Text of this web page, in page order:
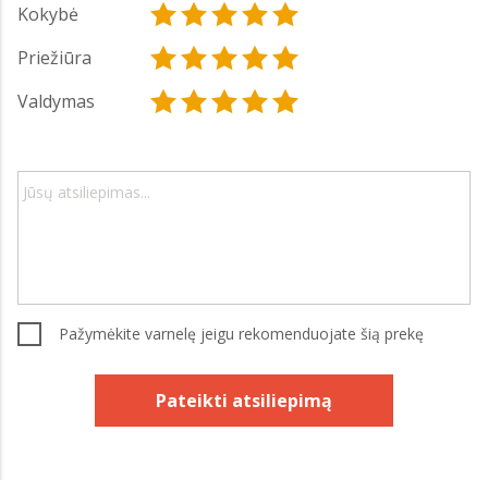
Kokybė
Priežiūra
Valdymas
Pažymėkite varnelę jeigu rekomenduojate šią prekę
Pateikti atsiliepimą